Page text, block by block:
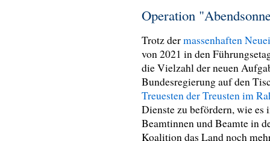
Operation
Trotz dermassenhaften
von 2021 in den
die Vielzahl der neuen
Bundesregierung auf den
Treuesten der Treusten im
Dienste zu befördern, wie es
Beamtinnen und Beamte in
Koalition das Land noch